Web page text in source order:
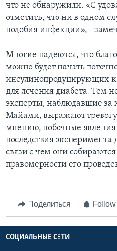
что не обнаружили. «С
отметить, что ни в одном
подобия инфекции», -
Многие надеются, что
можно будет начать
инсулинопродуцирующих
для лечения диабета. Тем
эксперты, наблюдавшие за
Майами, выражают
мнению, побочные
последствия эксперимента
связи с чем они
правомерности его
Поделиться Follow
СОЦИАЛЬНЫЕ СЕТИ